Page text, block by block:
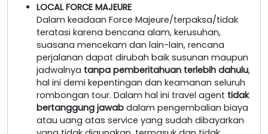
LOCAL FORCE MAJEURE
Dalam keadaan Force Majeure/terpaksa/tidak
teratasi karena bencana alam, kerusuhan,
suasana mencekam dan lain-lain, rencana
perjalanan dapat dirubah baik susunan maupun
jadwalnya tanpa pemberitahuan terlebih dahulu,
hal ini demi kepentingan dan keamanan seluruh
rombongan tour. Dalam hal ini travel agent tidak
bertanggung jawab dalam pengembalian biaya
atau uang atas service yang sudah dibayarkan